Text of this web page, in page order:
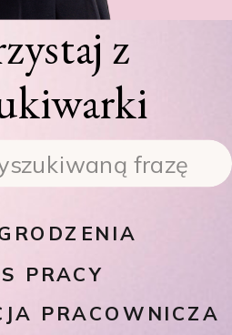
z
PRACY
PRACOWNICZA